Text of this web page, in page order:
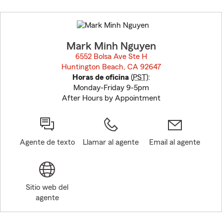
to
before
Mark Minh Nguyen
6552 Bolsa Ave Ste H
Huntington Beach, CA 92647
Horas de oficina(PST):
Monday-Friday 9-5pm
After Hours by Appointment
Agente de texto Llamar al agente Email al agente
Sitio web del
agente